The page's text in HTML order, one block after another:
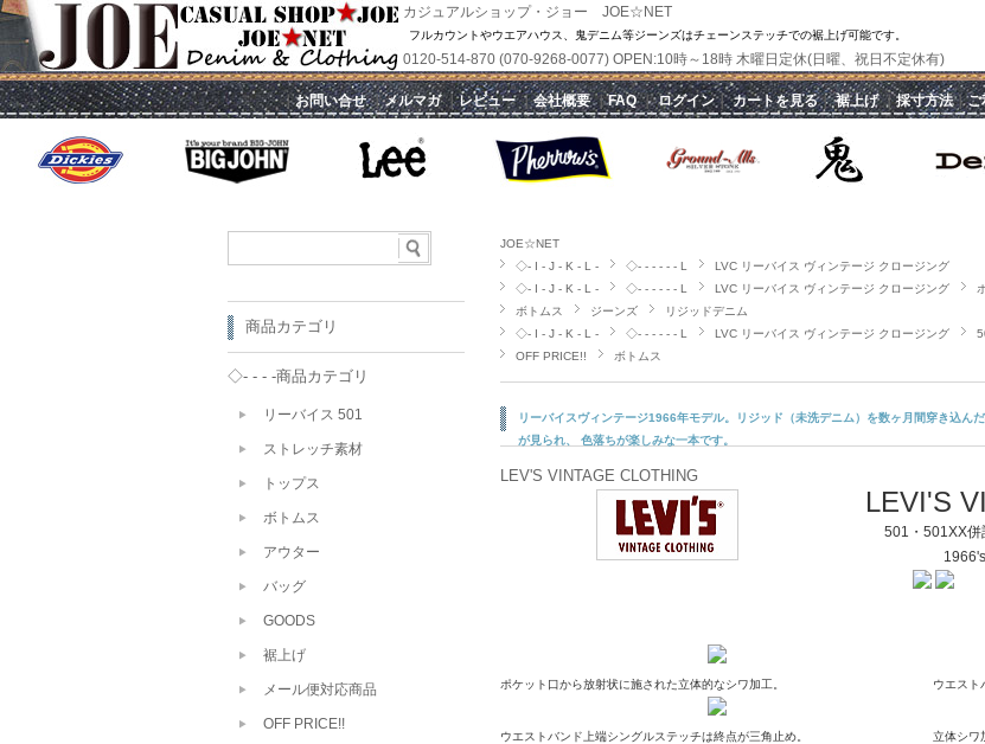
カジュアルショップ・ジョー JOE☆NET
フルカウントやウエアハウス、鬼デニム等ジーンズはチェーンステッチでの裾上げ可能です。
0120-514-870 (070-9268-0077) OPEN:10時～18時 木曜日定休(日曜、祝日不定休有)
｜お問い合せ｜メルマガ｜レビュー｜会社概要｜FAQ｜ログイン｜カートを見る｜裾上げ｜採寸方法｜ご
JOE☆NET
◇- I - J - K - L -
◇- - - - - - L
LVC リーバイス ヴィンテージ クロージング
◇- I - J - K - L -
◇- - - - - - L LVC リーバイス ヴィンテージ クロージング
ボトムス
ジーンズ
リジッドデニム
◇- I - J - K - L -
◇- - - - - - L LVC リーバイス ヴィンテージ クロージング
OFF PRICE!!
ボトムス
リーバイスヴィンテージ1966年モデル。リジッド（未洗デニム）を数ヶ月間穿き込ん
が見られ、 色落ちが楽しみな一本です。
LEV'S VINTAGE CLOTHING
LEVI'S
501・501XX併
ポケット口から放射状に施された立体的なシワ加工。 ウエスト
ウエストバンド上端シングルステッチは終点が三角止め。 立体シワ
商品カテゴリ
◇- - - -商品カテゴリ
リーバイス 501
ストレッチ素材
トップス
ボトムス
アウター
バッグ
GOODS
裾上げ
メール便対応商品
OFF PRICE!!